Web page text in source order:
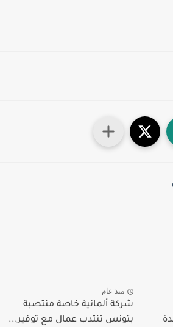
منذ عام
شركة ألمانية خاصة منتصبة
بتونس تنتدب عمال مع توفير...